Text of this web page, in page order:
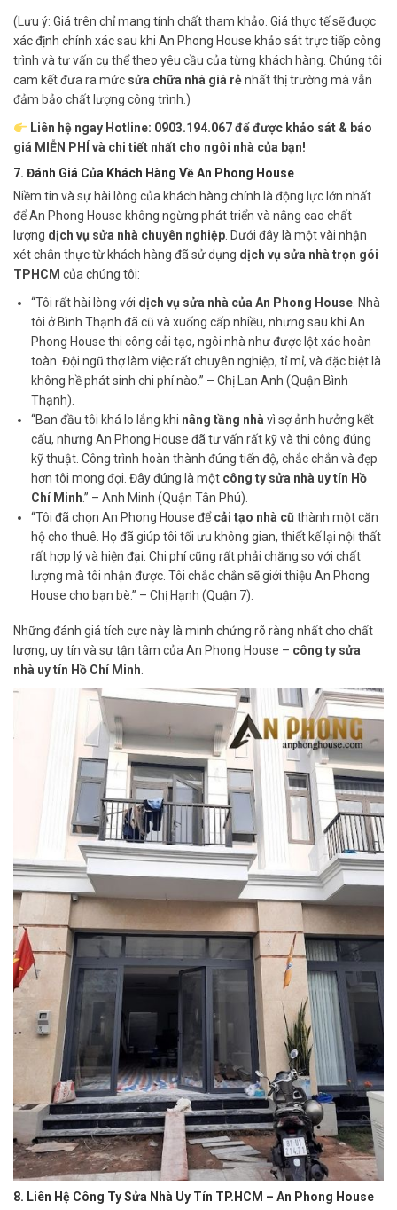
(Lưu ý: Giá trên chỉ mang tính chất tham khảo. Giá thực tế sẽ được
xác định chính xác sau khi An Phong House khảo sát trực tiếp công
trình và tư vấn cụ thể theo yêu cầu của từng khách hàng. Chúng tôi
cam kết đưa ra mức sửa chữa nhà giá rẻnhất thị trường mà vẫn
đảm bảo chất lượng công trình.)
Liên hệ ngay Hotline: 0903.194.067 để được khảo sát & báo
giá MIỄN PHÍ và chi tiết nhất cho ngôi nhà của bạn!
7. Đánh Giá Của Khách Hàng Về An Phong House
Niềm tin và sự hài lòng của khách hàng chính là động lực lớn nhất
để An Phong House không ngừng phát triển và nâng cao chất
lượng dịch vụ sửa nhà chuyên nghiệp. Dưới đây là một vài nhận
xét chân thực từ khách hàng đã sử dụng dịch vụ sửa nhà trọn gói
TPHCM của chúng tôi:
“Tôi rất hài lòng với dịch vụ sửa nhà của An Phong House. Nhà
tôi ở Bình Thạnh đã cũ và xuống cấp nhiều, nhưng sau khi An
Phong House thi công cải tạo, ngôi nhà như được lột xác hoàn
toàn. Đội ngũ thợ làm việc rất chuyên nghiệp, tỉ mỉ, và đặc biệt là
không hề phát sinh chi phí nào.” – Chị Lan Anh (Quận Bình
Thạnh).
“Ban đầu tôi khá lo lắng khi nâng tầng nhà vì sợ ảnh hưởng kết
cấu, nhưng An Phong House đã tư vấn rất kỹ và thi công đúng
kỹ thuật. Công trình hoàn thành đúng tiến độ, chắc chắn và đẹp
hơn tôi mong đợi. Đây đúng là một công ty sửa nhà uy tín Hồ
Chí Minh.” – Anh Minh (Quận Tân Phú).
“Tôi đã chọn An Phong House đểcải tạo nhà cũ thành một căn
hộ cho thuê. Họ đã giúp tôi tối ưu không gian, thiết kế lại nội thất
rất hợp lý và hiện đại. Chi phí cũng rất phải chăng so với chất
lượng mà tôi nhận được. Tôi chắc chắn sẽ giới thiệu An Phong
House cho bạn bè.” – Chị Hạnh (Quận 7).
Những đánh giá tích cực này là minh chứng rõ ràng nhất cho chất
lượng, uy tín và sự tận tâm của An Phong House – công ty sửa
nhà uy tín Hồ Chí Minh
8. Liên Hệ Công Ty Sửa Nhà Uy Tín TP.HCM – An Phong House